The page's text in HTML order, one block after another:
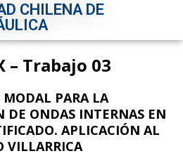
CHILENA DE
– Trabajo 03
PARA LA
DE ONDAS INTERNAS EN
APLICACIÓN AL
VILLARRICA